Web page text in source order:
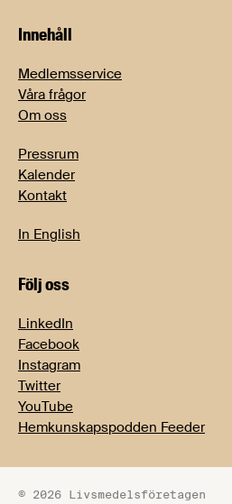
Innehåll
Medlemsservice
Våra frågor
Om oss
Pressrum
Kalender
Kontakt
In English
Följ oss
LinkedIn
Facebook
Instagram
Twitter
YouTube
Hemkunskapspodden Feeder
© 2026 Livsmedelsföretagen